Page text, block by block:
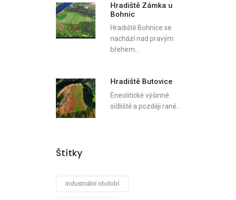
Hradiště Zámka u
Bohnic
Hradiště Bohnice se
nachází nad pravým
břehem…
Hradiště Butovice
Eneolitické výšinné
sídliště a později raně…
Štítky
industriální období